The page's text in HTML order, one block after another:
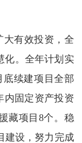
大有效投资，全
化。 全年计划实
底续建项目全部
内固定资产投资
藏项目 8个。 稳
建设，努力完成